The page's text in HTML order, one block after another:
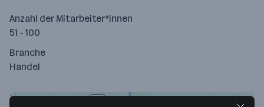
Anzahl der Mitarbeiter*innen
51 - 100
Branche
Handel